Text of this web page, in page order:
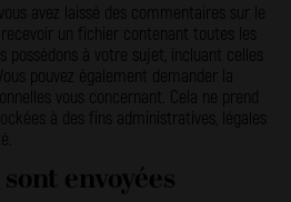
avez laissé des commentaires sur le
un fichier contenant toutes les
possédons à votre sujet, incluant celles
pouvez également demander la
vous concernant. Cela ne prend
à des fins administratives, légales
envoyées